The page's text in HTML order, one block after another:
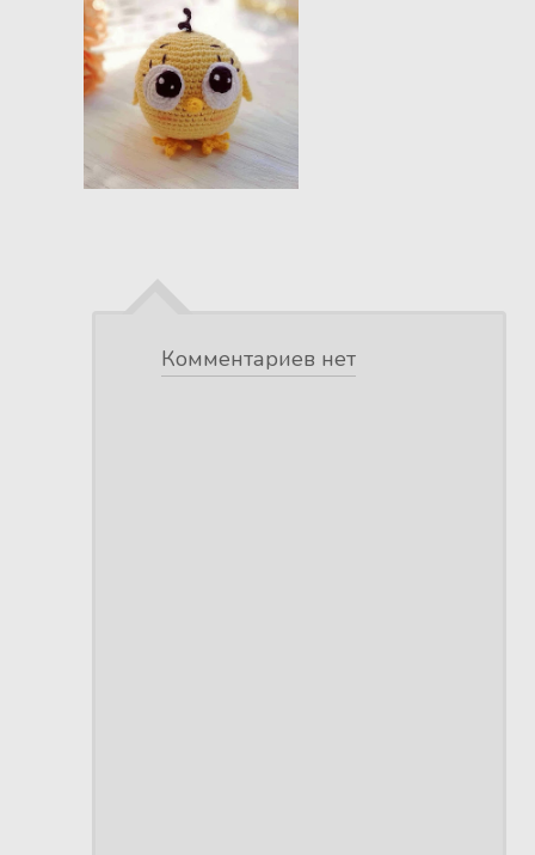
Комментариев нет